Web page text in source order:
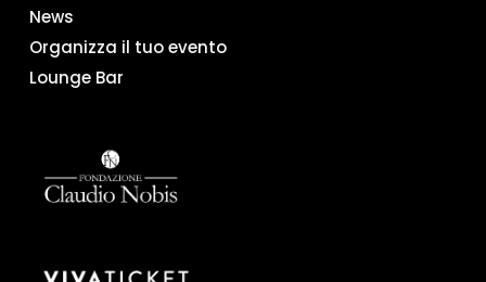
News
Organizza il tuo evento
Lounge Bar